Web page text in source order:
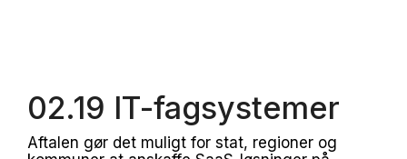
02.19 IT-fagsystemer
Aftalen gør det muligt for stat, regioner og